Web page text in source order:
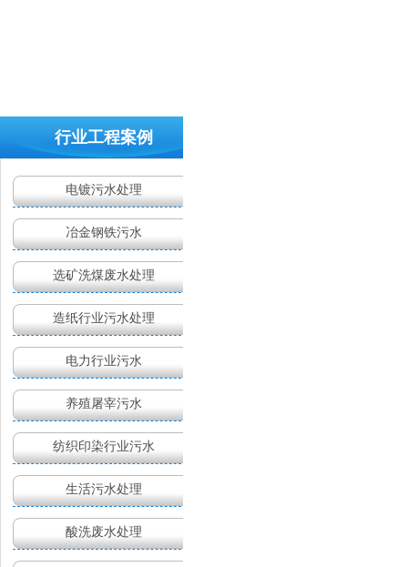
行业工程案例
电镀污水处理
冶金钢铁污水
选矿洗煤废水处理
造纸行业污水处理
电力行业污水
养殖屠宰污水
纺织印染行业污水
生活污水处理
酸洗废水处理